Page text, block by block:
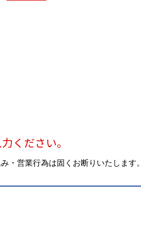
ください。
・営業行為は固くお断りいたします。